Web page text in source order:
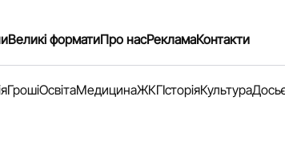
Великі форматиПро насРекламаКонтакти
ГрошіОсвітаМедицинаЖКГІсторіяКультура